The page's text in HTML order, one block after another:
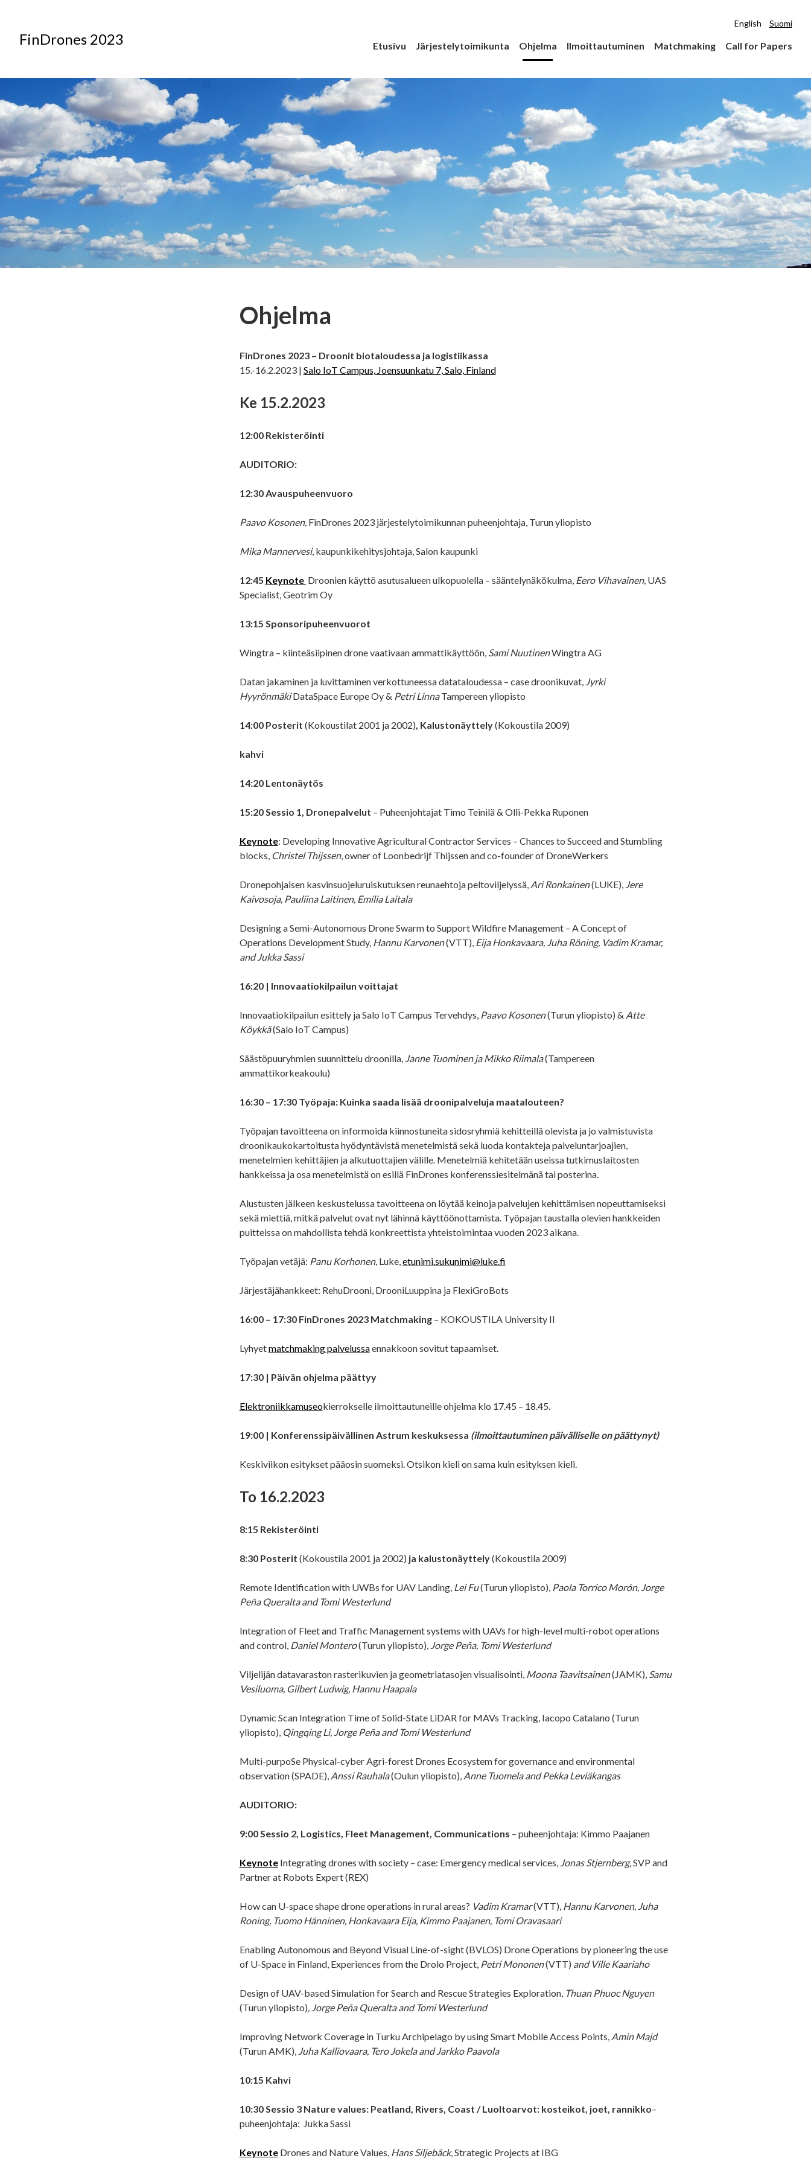
FinDrones 2023
English Suomi
Etusivu Järjestelytoimikunta Ohjelma Ilmoittautuminen Matchmaking Call for Papers
Ohjelma
FinDrones 2023 – Droonit biotaloudessa ja logistiikassa
15.-16.2.2023 | Salo IoT Campus, Joensuunkatu 7, Salo, Finland
Ke 15.2.2023
12:00 Rekisteröinti
AUDITORIO:
12:30 Avauspuheenvuoro
Paavo Kosonen, FinDrones 2023 järjestelytoimikunnan puheenjohtaja, Turun yliopisto
Mika Mannervesi, kaupunkikehitysjohtaja, Salon kaupunki
12:45 Keynote Droonien käyttö asutusalueen ulkopuolella – sääntelynäkökulma, Eero Vihavainen, UAS
Specialist, Geotrim Oy
13:15 Sponsoripuheenvuorot
Wingtra – kiinteäsiipinen drone vaativaan ammattikäyttöön, Sami NuutinenWingtra AG
Datan jakaminen ja luvittaminen verkottuneessa datataloudessa – case droonikuvat, Jyrki
HyyrönmäkiDataSpace Europe Oy & Petri LinnaTampereen yliopisto
14:00 Posterit (Kokoustilat 2001 ja 2002), Kalustonäyttely(Kokoustila 2009)
kahvi
14:20 Lentonäytös
15:20 Sessio 1, Dronepalvelut – Puheenjohtajat Timo Teinilä & Olli-Pekka Ruponen
Keynote: Developing Innovative Agricultural Contractor Services – Chances to Succeed and Stumbling
blocks, Christel Thijssen, owner of Loonbedrijf Thijssen and co-founder of DroneWerkers
Dronepohjaisen kasvinsuojeluruiskutuksen reunaehtoja peltoviljelyssä, Ari Ronkainen(LUKE),Jere
Kaivosoja, Pauliina Laitinen, Emilia Laitala
Designing a Semi-Autonomous Drone Swarm to Support Wildfire Management – A Concept of
Operations Development Study, Hannu Karvonen(VTT),Eija Honkavaara, Juha Röning, Vadim Kramar,
and Jukka Sassi
16:20 | Innovaatiokilpailun voittajat
Innovaatiokilpailun esittely ja Salo IoT Campus Tervehdys, Paavo Kosonen(Turun yliopisto) & Atte
Köykkä(Salo IoT Campus)
Säästöpuuryhmien suunnittelu droonilla, Janne Tuominen ja Mikko Riimala(Tampereen
ammattikorkeakoulu)
16:30 – 17:30 Työpaja: Kuinka saada lisää droonipalveluja maatalouteen?
Työpajan tavoitteena on informoida kiinnostuneita sidosryhmiä kehitteillä olevista ja jo valmistuvista
droonikaukokartoitusta hyödyntävistä menetelmistä sekä luoda kontakteja palveluntarjoajien,
menetelmien kehittäjien ja alkutuottajien välille. Menetelmiä kehitetään useissa tutkimuslaitosten
hankkeissa ja osa menetelmistä on esillä FinDrones konferenssiesitelmänä tai posterina.
Alustusten jälkeen keskustelussa tavoitteena on löytää keinoja palvelujen kehittämisen nopeuttamiseksi
sekä miettiä, mitkä palvelut ovat nyt lähinnä käyttöönottamista. Työpajan taustalla olevien hankkeiden
puitteissa on mahdollista tehdä konkreettista yhteistoimintaa vuoden 2023 aikana.
Työpajan vetäjä: Panu Korhonen, Luke,etunimi.sukunimi@luke.fi
Järjestäjähankkeet: RehuDrooni, DrooniLuuppina ja FlexiGroBots
16:00 – 17:30 FinDrones 2023 Matchmaking – KOKOUSTILA University II
Lyhyetmatchmaking palvelussaennakkoon sovitut tapaamiset.
17:30 | Päivän ohjelma päättyy
Elektroniikkamuseokierrokselle ilmoittautuneille ohjelma klo 17.45 – 18.45.
19:00 | Konferenssipäivällinen Astrum keskuksessa (ilmoittautuminen päivälliselle on päättynyt)
Keskiviikon esitykset pääosin suomeksi. Otsikon kieli on sama kuin esityksen kieli.
To 16.2.2023
8:15 Rekisteröinti
8:30 Posterit (Kokoustila 2001 ja 2002) ja kalustonäyttely(Kokoustila 2009)
Remote Identification with UWBs for UAV Landing, Lei Fu(Turun yliopisto),Paola Torrico Morón, Jorge
Peña Queralta and Tomi Westerlund
Integration of Fleet and Traffic Management systems with UAVs for high-level multi-robot operations
and control, Daniel Montero(Turun yliopisto),Jorge Peña, Tomi Westerlund
Viljelijän datavaraston rasterikuvien ja geometriatasojen visualisointi, Moona Taavitsainen(JAMK),Samu
Vesiluoma, Gilbert Ludwig, Hannu Haapala
Dynamic Scan Integration Time of Solid-State LiDAR for MAVs Tracking, Iacopo Catalano (Turun
yliopisto), Qingqing Li, Jorge Peña and Tomi Westerlund
Multi-purpoSe Physical-cyber Agri-forest Drones Ecosystem for governance and environmental
observation (SPADE), Anssi Rauhala(Oulun yliopisto),Anne Tuomela and Pekka Leviäkangas
AUDITORIO:
9:00 Sessio 2, Logistics, Fleet Management, Communications – puheenjohtaja: Kimmo Paajanen
KeynoteIntegrating drones with society – case: Emergency medical services, Jonas Stjernberg, SVP and
Partner at Robots Expert (REX)
How can U-space shape drone operations in rural areas? Vadim Kramar(VTT),Hannu Karvonen, Juha
Roning, Tuomo Hänninen, Honkavaara Eija, Kimmo Paajanen, Tomi Oravasaari
Enabling Autonomous and Beyond Visual Line-of-sight (BVLOS) Drone Operations by pioneering the use
of U-Space in Finland, Experiences from the Drolo Project, Petri Mononen(VTT) and Ville Kaariaho
Design of UAV-based Simulation for Search and Rescue Strategies Exploration, Thuan Phuoc Nguyen
(Turun yliopisto), Jorge Peña Queralta and Tomi Westerlund
Improving Network Coverage in Turku Archipelago by using Smart Mobile Access Points, Amin Majd
(Turun AMK),Juha Kalliovaara, Tero Jokela and Jarkko Paavola
10:15 Kahvi
10:30 Sessio 3 Nature values: Peatland, Rivers, Coast / Luoltoarvot: kosteikot, joet, rannikko–
puheenjohtaja: Jukka Sassi
KeynoteDrones and Nature Values, Hans Siljebäck, Strategic Projects at IBG